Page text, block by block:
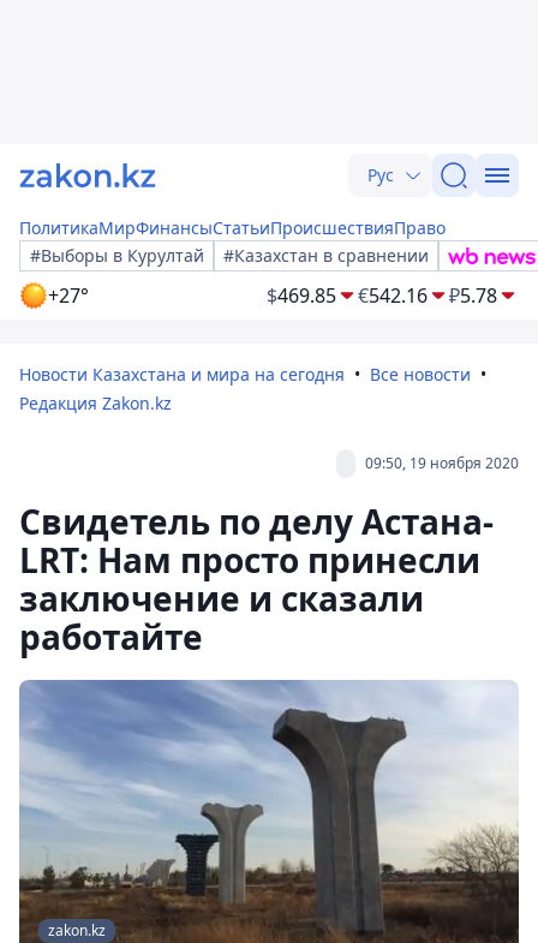
Рус
ПолитикаМирФинансыСтатьиПроисшествияПраво
#Выборы в Курултай
#Казахстан в сравнении
+27° $469.85 €542.16 ₽5.78
Новости Казахстана и мира на сегодня
Все новости
Редакция Zakon.kz
09:50, 19 ноября 2020
Свидетель по делу Астана-
LRT: Нам просто принесли
заключение и сказали
работайте
zakon.kz